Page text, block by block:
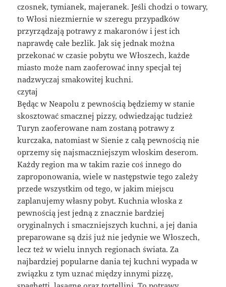
czosnek, tymianek, majeranek. Jeśli chodzi o towary,
to Włosi niezmiernie w szeregu przypadków
przyrządzają potrawy z makaronów i jest ich
naprawdę całe bezlik. Jak się jednak można
przekonać w czasie pobytu we Włoszech, każde
miasto może nam zaoferować inny specjał tej
nadzwyczaj smakowitej kuchni.
czytaj
Będąc w Neapolu z pewnością będziemy w stanie
skosztować smacznej pizzy, odwiedzając tudzież
Turyn zaoferowane nam zostaną potrawy z
kurczaka, natomiast w Sienie z całą pewnością nie
oprzemy się najsmaczniejszym włoskim deserom.
Każdy region ma w takim razie coś innego do
zaproponowania, wiele w następstwie tego zależy
przede wszystkim od tego, w jakim miejscu
zaplanujemy własny pobyt. Kuchnia włoska z
pewnością jest jedną z znacznie bardziej
oryginalnych i smaczniejszych kuchni, a jej dania
preparowane są dziś już nie jedynie we Włoszech,
lecz też w wielu innych regionach świata. Za
najbardziej popularne dania tej kuchni wypada w
związku z tym uznać między innymi pizzę,